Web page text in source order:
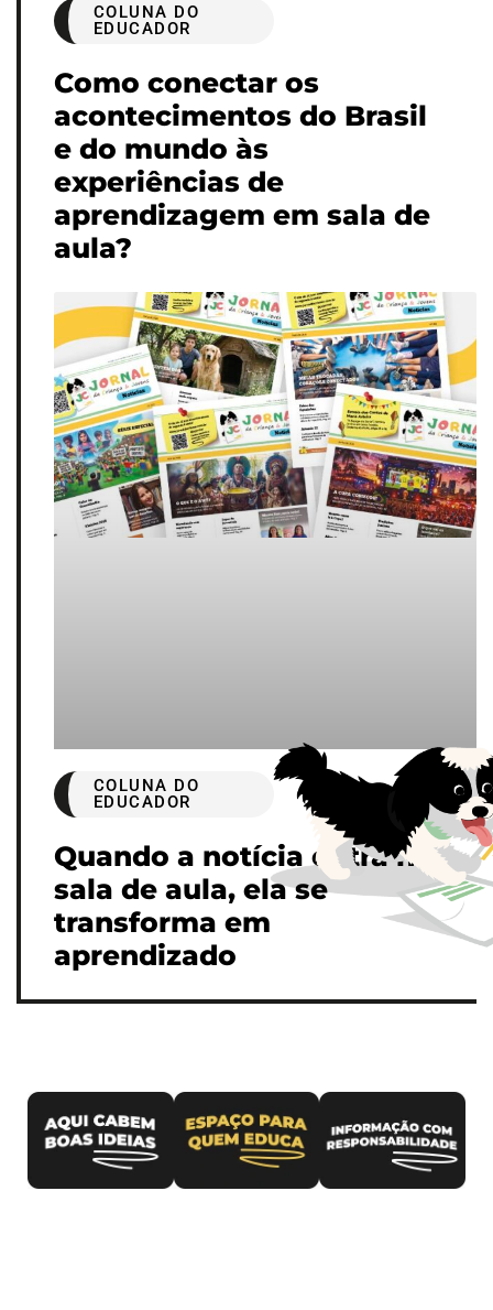
COLUNA DO
EDUCADOR
Como conectar os
acontecimentos do Brasil
e do mundo às
experiências de
aprendizagem em sala de
aula?
COLUNA DO
EDUCADOR
Quando a notícia entra na
sala de aula, ela se
transforma em
aprendizado